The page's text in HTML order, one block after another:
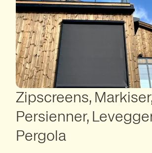
Zipscreens,
Persienner,
Pergola